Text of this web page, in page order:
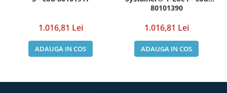
1.016,81 Lei
ADAUGA IN COS
80101390
1.016,81 Lei
ADAUGA IN COS